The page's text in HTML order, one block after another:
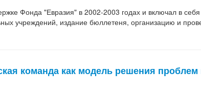
Фонда "Евразия" в 2002-2003 годах и включал в
учреждений, издание бюллетеня, организацию и
команда как модель решения проблем